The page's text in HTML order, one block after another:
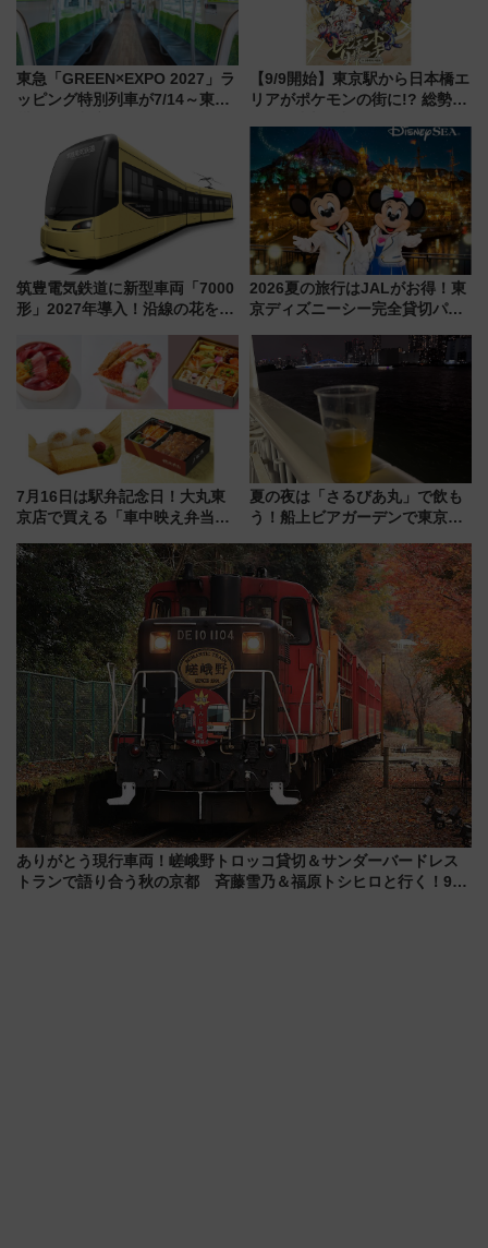
東急「GREEN×EXPO 2027」ラ
ッピング特別列車が7/14～東
ー！ 注目の編成やデザインまと
【9/9開始】東京駅から日本橋エ
リアがポケモンの街に!? 総勢
リサーチ」本格謎解き・グッズ
情報まとめ
筑豊電気鉄道に新型車両「7000
形」2027年導入！沿線の花をイ
内は落ち着いたゆとりある空間
に
2026夏の旅行はJALがお得！東
京ディズニーシー完全貸切パー
ーン始まる 条件は「夏の国内
線に2回搭乗」
7月16日は駅弁記念日！大丸東
京店で買える「車中映え弁当」
夏の夜は「さるびあ丸」で飲も
う！船上ビアガーデンで東京湾
杯……工場直送生ビールや島グ
ルメが美味い
ありがとう現行車両！嵯峨野トロッコ貸切＆サンダーバードレス
トランで語り合う秋の京都 斉藤雪乃＆福原トシヒロと行く！9月